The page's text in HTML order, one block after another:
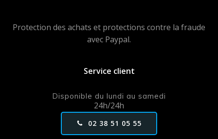
Protection des achats et protections contre la fraude
avec Paypal.
Service client
Disponible du lundi au samedi
24h/24h
02 38 51 05 55